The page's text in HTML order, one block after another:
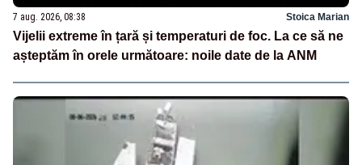
7 aug. 2026, 08:38 Stoica Marian
Vijelii extreme în țară și temperaturi de foc. La ce să ne
așteptăm în orele următoare: noile date de la ANM